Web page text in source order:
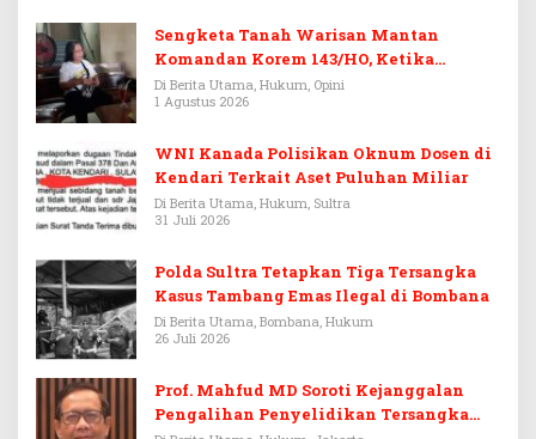
Sengketa Tanah Warisan Mantan
Komandan Korem 143/HO, Ketika
Warisan Menjadi Arena Pemerasan
Di Berita Utama, Hukum, Opini
1 Agustus 2026
WNI Kanada Polisikan Oknum Dosen di
Kendari Terkait Aset Puluhan Miliar
Di Berita Utama, Hukum, Sultra
31 Juli 2026
Polda Sultra Tetapkan Tiga Tersangka
Kasus Tambang Emas Ilegal di Bombana
Di Berita Utama, Bombana, Hukum
26 Juli 2026
Prof. Mahfud MD Soroti Kejanggalan
Pengalihan Penyelidikan Tersangka